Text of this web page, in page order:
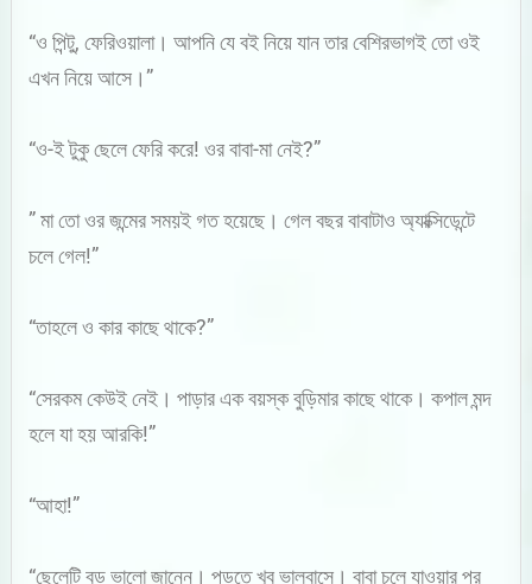
“ও পিন্টু, ফেরিওয়ালা। আপনি যে বই নিয়ে যান তার বেশিরভাগই তো ওই
এখন নিয়ে আসে।”
“ও-ই টুকু ছেলে ফেরি করে! ওর বাবা-মা নেই?”
” মা তো ওর জন্মের সময়ই গত হয়েছে। গেল বছর বাবাটাও অ্যাক্সিডেন্টে
চলে গেল!”
“তাহলে ও কার কাছে থাকে?”
“সেরকম কেউই নেই। পাড়ার এক বয়স্ক বুড়িমার কাছে থাকে। কপাল মন্দ
হলে যা হয় আরকি!”
“আহা!”
“ছেলেটি বড় ভালো জানেন। পড়তে খুব ভালবাসে। বাবা চলে যাওয়ার পর